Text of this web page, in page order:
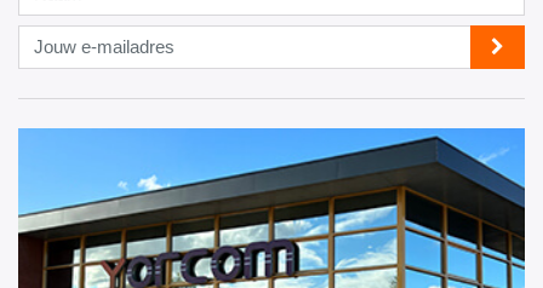
Jouw
e-
mailadres